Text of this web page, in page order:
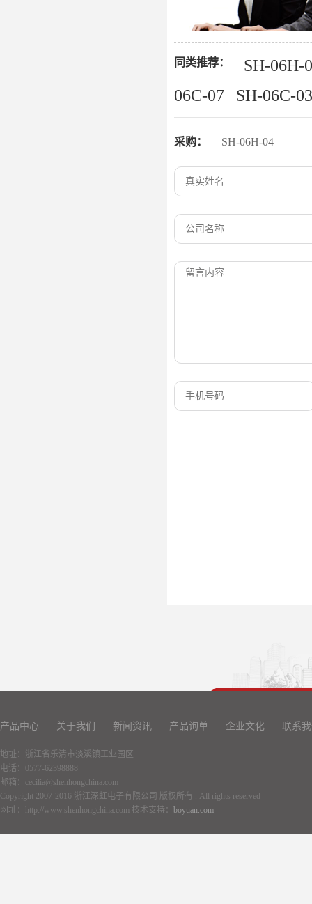
同类推荐：
SH-06H-
06C-07
SH-06C-03
采购： SH-06H-04
产品中心 关于我们 新闻资讯 产品询单 企业文化 联系
地址：浙江省乐清市淡溪镇工业园区
电话：0577-62398888
邮箱：cecilia@shenhongchina.com
Copyright 2007-2016 浙江深虹电子有限公司 版权所有 . All rights reserved
网址：http://www.shenhongchina.com 技术支持： boyuan.com